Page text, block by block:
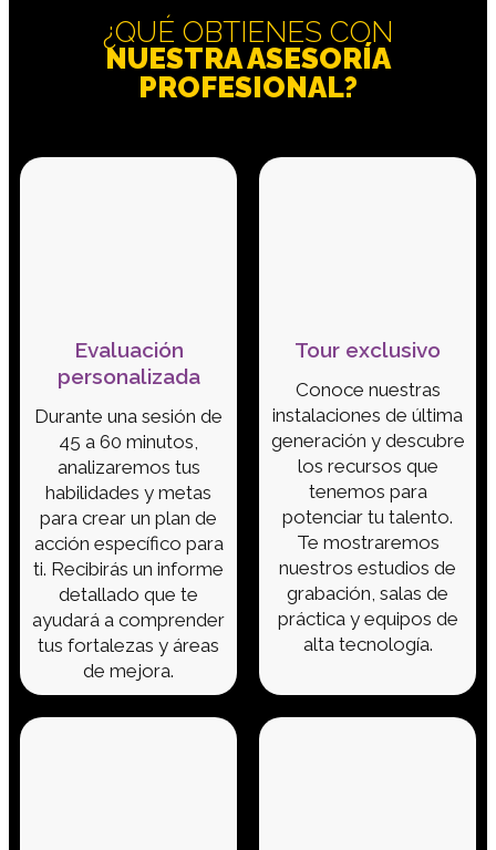
¿QUÉ OBTIENES CON
NUESTRA ASESORÍA
PROFESIONAL?
Evaluación
personalizada
Durante una sesión de
45 a 60 minutos,
analizaremos tus
habilidades y metas
para crear un plan de
acción específico para
ti. Recibirás un informe
detallado que te
ayudará a comprender
tus fortalezas y áreas
de mejora.
Tour exclusivo
Conoce nuestras
instalaciones de última
generación y descubre
los recursos que
tenemos para
potenciar tu talento.
Te mostraremos
nuestros estudios de
grabación, salas de
práctica y equipos de
alta tecnología.